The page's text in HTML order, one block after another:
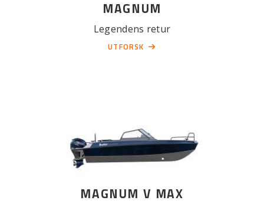
MAGNUM
Legendens retur
UTFORSK
MAGNUM V MAX